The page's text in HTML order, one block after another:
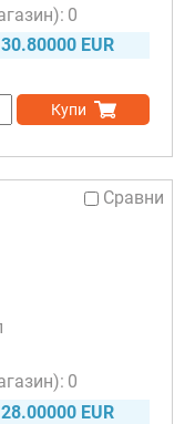
0
30.80000 EUR
Купи
Сравни
0
28.00000 EUR